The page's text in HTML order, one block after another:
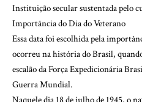
Instituição secular sustentada pelo
Importância do Dia do Veterano
Essa data foi escolhida pela
ocorreu na história do Brasil,
escalão da Força Expedicionária
Guerra Mundial.